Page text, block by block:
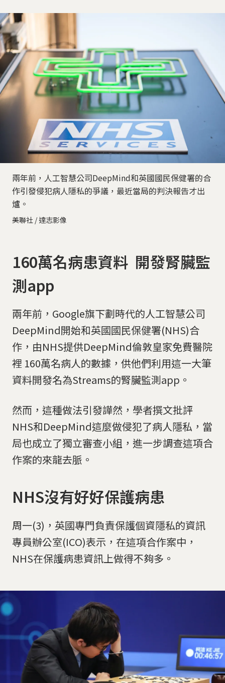
兩年前，人工智慧公司DeepMind和英國國民保健署的合
作引發侵犯病人隱私的爭議，最近當局的判決報告才出
爐。
美聯社 / 達志影像
160萬名病患資料 開發腎臟監
測app
兩年前，Google旗下劃時代的人工智慧公司
DeepMind開始和英國國民保健署(NHS)合
作，由NHS提供DeepMind倫敦皇家免費醫院
裡 160萬名病人的數據，供他們利用這一大筆
資料開發名為Streams的腎臟監測app。
然而，這種做法引發譁然，學者撰文批評
NHS和DeepMind這麼做侵犯了病人隱私，當
局也成立了獨立審查小組，進一步調查這項合
作案的來龍去脈。
NHS沒有好好保護病患
周一(3)，英國專門負責保護個資隱私的資訊
專員辦公室(ICO)表示，在這項合作案中，
NHS在保護病患資訊上做得不夠多。